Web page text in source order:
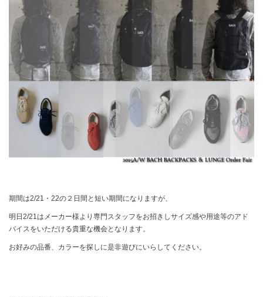
期間は2/21・22の２日間と短い期間になりますが、
明日2/21はメーカー様より専門スタッフをお招きしサイズ感や用途等のアド
バイスをいただける貴重な機会となります。
お好みの品番、カラーを探しに是非遊びにいらしてください。